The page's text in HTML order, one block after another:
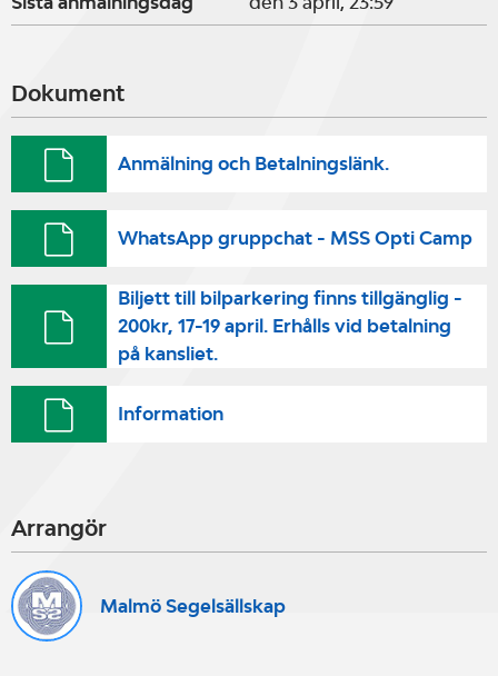
Tränare klara för lägret:
Jonathan Röijer - Välmeriterad och
populär coach från västkusten
Oscar Wallin - Erfaren coach som
är mycket duktig på de speciella
förutsättningarna som råder i
Martin Strandberg - Behöver
knappast någon presentation men
Dokument
Anmälning och Betalningslänk.
WhatsApp gruppchat - MSS Opti Camp
Biljett till bilparkering finns tillgänglig -
200kr, 17-19 april. Erhålls vid betalning
på kansliet.
Information
Arrangör
Malmö Segelsällskap